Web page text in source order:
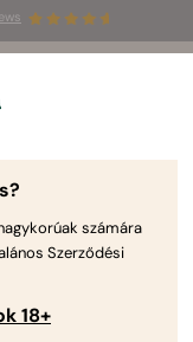
reducere
Queen Seeds-től.
számára
Szerződési
18+